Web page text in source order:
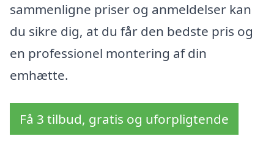
sammenligne priser og anmeldelser kan
du sikre dig, at du får den bedste pris og
en professionel montering af din
emhætte.
Få 3 tilbud, gratis og uforpligtende